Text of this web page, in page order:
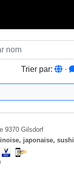
Trier par: ·
9370 Gilsdorf
japonaise, sushi